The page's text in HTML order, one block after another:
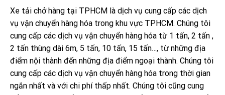
Xe tải chở hàng tại TPHCM là dịch vụ cung cấp các dịch
vụ vận chuyển hàng hóa trong khu vực TPHCM. Chúng tôi
cung cấp các dịch vụ vận chuyển hàng hóa từ 1 tấn, 2 tấn ,
2 tấn thùng dài 6m, 5 tấn, 10 tấn, 15 tấn…, từ những địa
điểm nội thành đến những địa điểm ngoại thành. Chúng tôi
cung cấp các dịch vụ vận chuyển hàng hóa trong thời gian
ngắn nhất và với chi phí thấp nhất. Chúng tôi cũng cung